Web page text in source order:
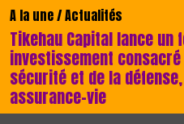
A la une / Actualités
Tikehau Capital lance un
investissement
sécurité et de la
assurance-vie